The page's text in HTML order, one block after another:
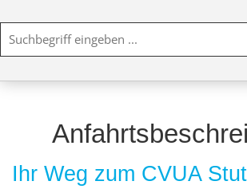
Ihr Weg zum CVUA